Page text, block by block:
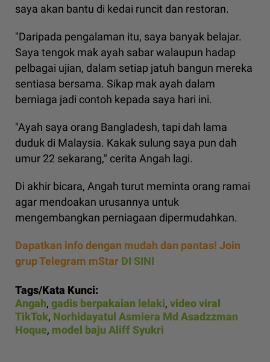
saya akan bantu di kedai runcit dan restoran.
"Daripada pengalaman itu, saya banyak belajar.
Saya tengok mak ayah sabar walaupun hadap
pelbagai ujian, dalam setiap jatuh bangun mereka
sentiasa bersama. Sikap mak ayah dalam
berniaga jadi contoh kepada saya hari ini.
"Ayah saya orang Bangladesh, tapi dah lama
duduk di Malaysia. Kakak sulung saya pun dah
umur 22 sekarang," cerita Angah lagi.
Di akhir bicara, Angah turut meminta orang ramai
agar mendoakan urusannya untuk
mengembangkan perniagaan dipermudahkan.
Dapatkan info dengan mudah dan pantas! Join
grup Telegram mStar DI SINI
Tags/Kata Kunci:
Angah, gadis berpakaian lelaki, video viral
TikTok, Norhidayatul Asmiera Md Asadzzman
Hoque, model baju Aliff Syukri